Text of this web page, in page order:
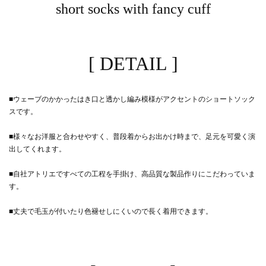
short socks with fancy cuff
[ DETAIL ]
■ウェーブのかかったはき口と透かし編み模様がアクセントのショートソック
スです。
■様々なお洋服と合わせやすく、普段着からお出かけ時まで、足元を可愛く演
出してくれます。
■自社アトリエですべての工程を手掛け、高品質な製品作りにこだわっていま
す。
■丈夫で毛玉が付いたり色褪せしにくいので長く着用できます。